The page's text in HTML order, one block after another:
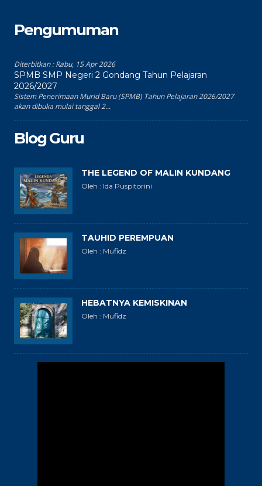
Pengumuman
Diterbitkan :Rabu, 15 Apr 2026
SPMB SMP Negeri 2 Gondang Tahun Pelajaran
2026/2027
Sistem Penerimaan Murid Baru (SPMB) Tahun Pelajaran 2026/2027
akan dibuka mulai tanggal 2...
Blog Guru
THE LEGEND OF MALIN KUNDANG
Oleh : Ida Puspitorini
TAUHID PEREMPUAN
Oleh : Mufidz
HEBATNYA KEMISKINAN
Oleh : Mufidz